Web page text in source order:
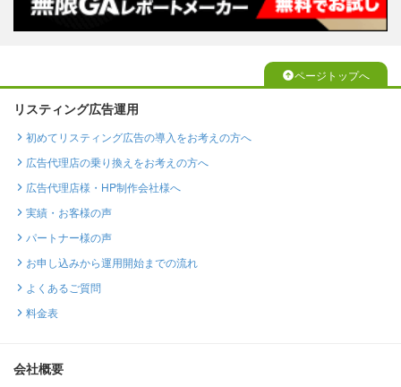
ページトップへ
リスティング広告運用
初めてリスティング広告の導入をお考えの方へ
広告代理店の乗り換えをお考えの方へ
広告代理店様・HP制作会社様へ
実績・お客様の声
パートナー様の声
お申し込みから運用開始までの流れ
よくあるご質問
料金表
会社概要